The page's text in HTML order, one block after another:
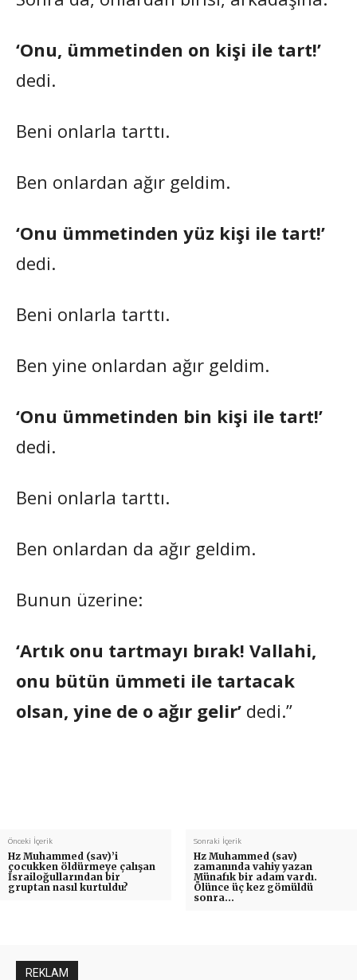
‘Onu, ümmetinden on kişi ile tart!’
dedi.
Beni onlarla tarttı.
Ben onlardan ağır geldim.
‘Onu ümmetinden yüz kişi ile tart!’
dedi.
Beni onlarla tarttı.
Ben yine onlardan ağır geldim.
‘Onu ümmetinden bin kişi ile tart!’
dedi.
Beni onlarla tarttı.
Ben onlardan da ağır geldim.
Bunun üzerine:
‘Artık onu tartmayı bırak! Vallahi,
onu bütün ümmeti ile tartacak
olsan, yine de o ağır gelir’ dedi.”
Önceki İçerik
Hz Muhammed (sav)’i
çocukken öldürmeye çalışan
İsrailoğullarından bir
gruptan nasıl kurtuldu?
Sonraki İçerik
Hz Muhammed (sav)
zamanında vahiy yazan
Münafık bir adam vardı.
Ölünce üç kez gömüldü
sonra…
REKLAM